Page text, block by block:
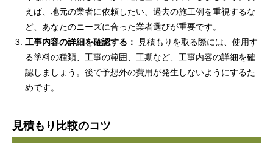
えば、地元の業者に依頼したい、過去の施工例を重視するな
ど、あなたのニーズに合った業者選びが重要です。
工事内容の詳細を確認する：
見積もりを取る際には、使用す
る塗料の種類、工事の範囲、工期など、工事内容の詳細を確
認しましょう。後で予想外の費用が発生しないようにするた
めです。
見積もり比較のコツ